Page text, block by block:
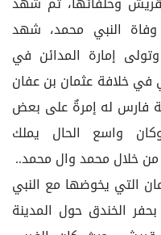
النبي محمد، شهد
إمارة المدائن في
في خلافة عثمان بن عفان
فارس له إمرةٌ على بعض
واسع الحال يملك
من خلال محمد وال محمد..
التي يخوضها مع النبي
الخندق حول المدينة